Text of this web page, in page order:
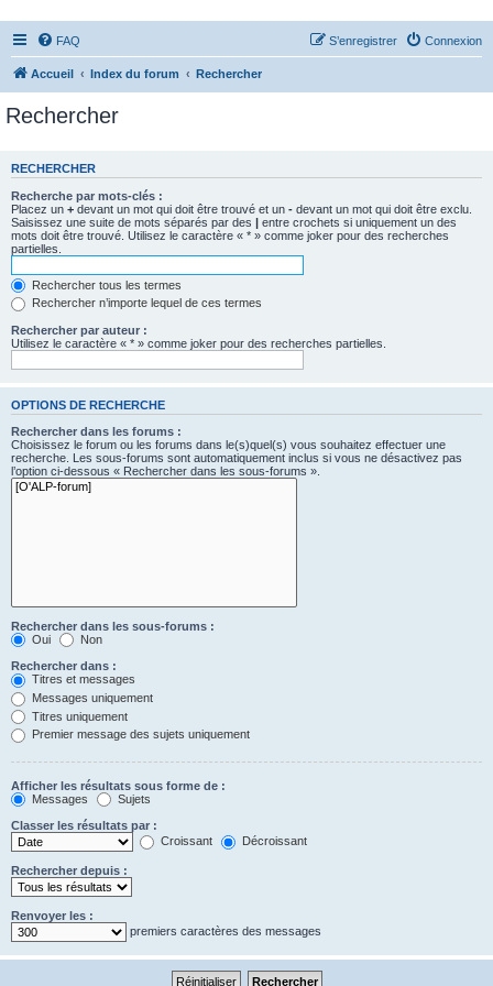
FAQ Connexion
S’enregistrer
Accueil Index du forum Rechercher
Rechercher
RECHERCHER
Recherche par mots-clés :
Placez un + devant un mot qui doit être trouvé et un - devant un mot qui doit être exclu.
Saisissez une suite de mots séparés par des | entre crochets si uniquement un des
mots doit être trouvé. Utilisez le caractère « * » comme joker pour des recherches
partielles.
Rechercher tous les termes
Rechercher n’importe lequel de ces termes
Rechercher par auteur :
Utilisez le caractère « * » comme joker pour des recherches partielles.
OPTIONS DE RECHERCHE
Rechercher dans les forums :
Choisissez le forum ou les forums dans le(s)quel(s) vous souhaitez effectuer une
recherche. Les sous-forums sont automatiquement inclus si vous ne désactivez pas
l’option ci-dessous « Rechercher dans les sous-forums ».
Rechercher dans les sous-forums :
Oui
Non
Rechercher dans :
Titres et messages
Messages uniquement
Titres uniquement
Premier message des sujets uniquement
Afficher les résultats sous forme de :
Messages
Sujets
Classer les résultats par :
Croissant
Décroissant
Rechercher depuis :
Renvoyer les :
premiers caractères des messages